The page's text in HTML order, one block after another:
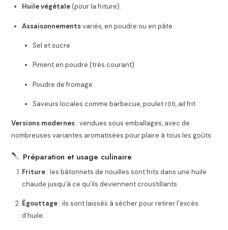
Huile végétale(pour la friture).
Assaisonnementsvariés, en poudre ou en pâte :
Sel et sucre
Piment en poudre (très courant)
Poudre de fromage
Saveurs locales comme barbecue, poulet rôti, ail frit
Versions modernes : vendues sous emballages, avec de
nombreuses variantes aromatisées pour plaire à tous les goûts.
Préparation et usage culinaire
Friture : les bâtonnets de nouilles sont frits dans une huile
chaude jusqu’à ce qu’ils deviennent croustillants.
Égouttage : ils sont laissés à sécher pour retirer l’excès
d’huile.